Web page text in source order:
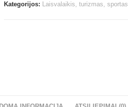
Kategorijos: Laisvalaikis, turizmas, sportas